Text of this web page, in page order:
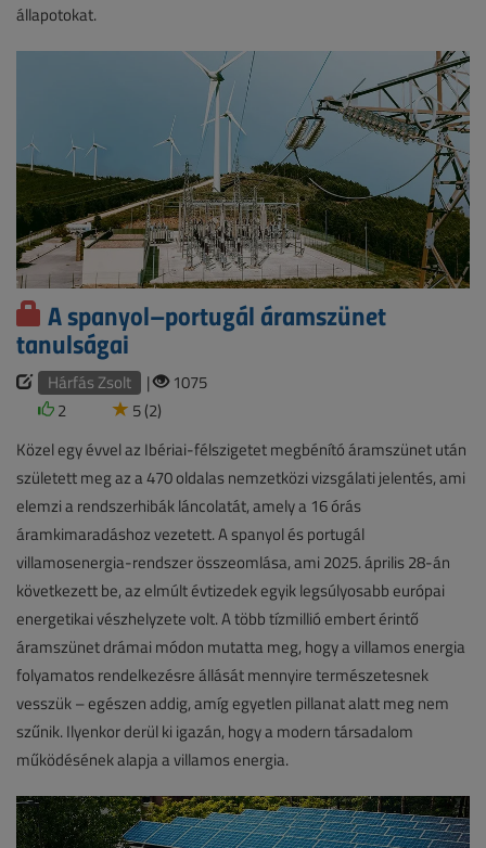
állapotokat.
A spanyol–portugál áramszünet
tanulságai
Hárfás Zsolt |
1075
2
5 (2)
Közel egy évvel az Ibériai-félszigetet megbénító áramszünet után
született meg az a 470 oldalas nemzetközi vizsgálati jelentés, ami
elemzi a rendszerhibák láncolatát, amely a 16 órás
áramkimaradáshoz vezetett. A spanyol és portugál
villamosenergia-rendszer összeomlása, ami 2025. április 28-án
következett be, az elmúlt évtizedek egyik legsúlyosabb európai
energetikai vészhelyzete volt. A több tízmillió embert érintő
áramszünet drámai módon mutatta meg, hogy a villamos energia
folyamatos rendelkezésre állását mennyire természetesnek
vesszük – egészen addig, amíg egyetlen pillanat alatt meg nem
szűnik. Ilyenkor derül ki igazán, hogy a modern társadalom
működésének alapja a villamos energia.